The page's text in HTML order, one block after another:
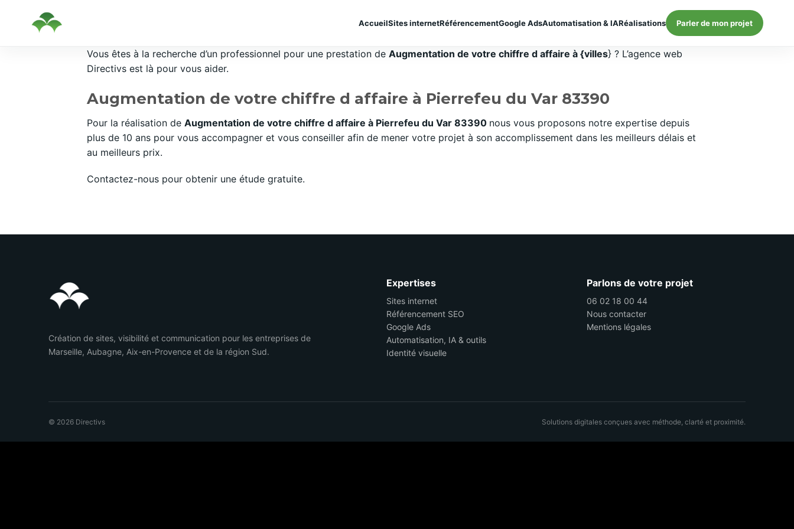
AccueilSites internetRéférencementGoogle AdsAutomatisation & IARéalisations Parler de mon projet
Vous êtes à la recherche d’un professionnel pour une prestation de Augmentation de votre chiffre d affaire à {villes} ? L’agence web
Directivs est là pour vous aider.
Augmentation de votre chiffre d affaire à Pierrefeu du Var 83390
Pour la réalisation de Augmentation de votre chiffre d affaire à Pierrefeu du Var 83390 nous vous proposons notre expertise depuis
plus de 10 ans pour vous accompagner et vous conseiller afin de mener votre projet à son accomplissement dans les meilleurs délais et
au meilleurs prix.
Contactez-nous pour obtenir une étude gratuite.
Création de sites, visibilité et communication pour les entreprises de
Marseille, Aubagne, Aix-en-Provence et de la région Sud.
Expertises
Sites internet
Référencement SEO
Google Ads
Automatisation, IA & outils
Identité visuelle
Parlons de votre projet
06 02 18 00 44
Nous contacter
Mentions légales
© 2026 Directivs Solutions digitales conçues avec méthode, clarté et proximité.